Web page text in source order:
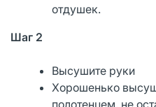
отдушек.
Шаг 2
Высушите руки
Хорошенько
полотенцем, не